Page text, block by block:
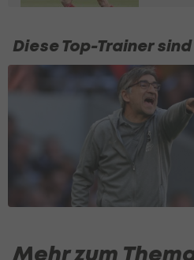
Diese Top-Trainer
Mehr zum